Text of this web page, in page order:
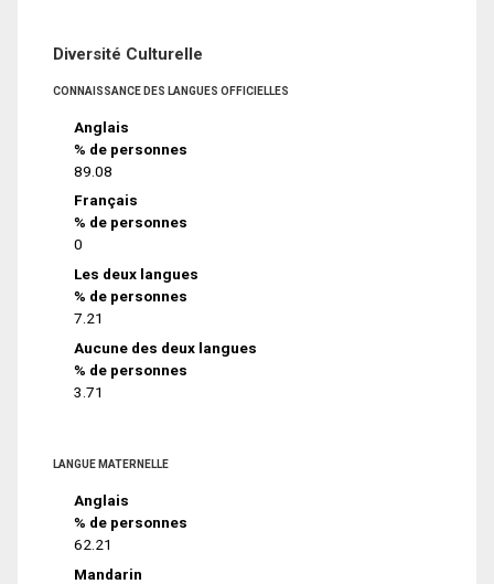
Diversité Culturelle
CONNAISSANCE DES LANGUES OFFICIELLES
Anglais
% de personnes
89.08
Français
% de personnes
0
Les deux langues
% de personnes
7.21
Aucune des deux langues
% de personnes
3.71
LANGUE MATERNELLE
Anglais
% de personnes
62.21
Mandarin